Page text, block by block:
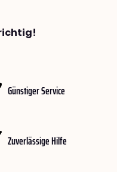
Günstiger Service
Zuverlässige Hilfe